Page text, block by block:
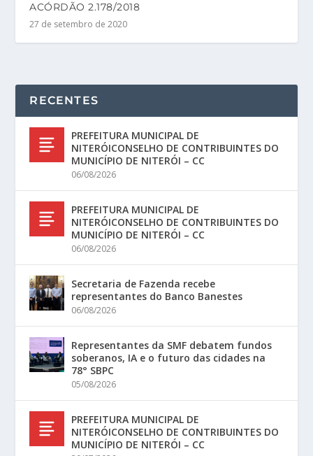
ACÓRDÃO 2.178/2018
27 de setembro de 2020
RECENTES
PREFEITURA MUNICIPAL DE
NITERÓICONSELHO DE CONTRIBUINTES DO
MUNICÍPIO DE NITERÓI – CC
06/08/2026
PREFEITURA MUNICIPAL DE
NITERÓICONSELHO DE CONTRIBUINTES DO
MUNICÍPIO DE NITERÓI – CC
06/08/2026
Secretaria de Fazenda recebe
representantes do Banco Banestes
06/08/2026
Representantes da SMF debatem fundos
soberanos, IA e o futuro das cidades na
78° SBPC
05/08/2026
PREFEITURA MUNICIPAL DE
NITERÓICONSELHO DE CONTRIBUINTES DO
MUNICÍPIO DE NITERÓI – CC